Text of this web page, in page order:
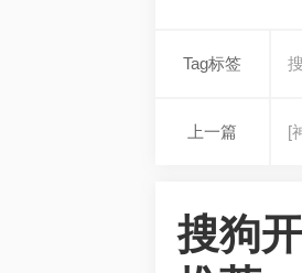
Tag标签
上一篇 [
搜狗